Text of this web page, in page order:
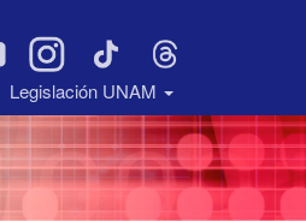
Legislación UNAM